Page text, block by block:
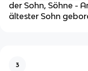
der Sohn, Söhne -
ältester Sohn
3